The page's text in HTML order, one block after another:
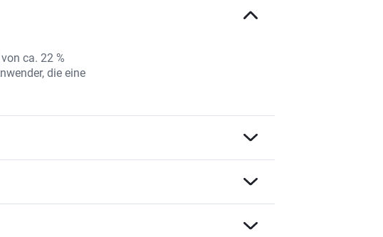
ca. 22 %
die eine
die
und bietet eine